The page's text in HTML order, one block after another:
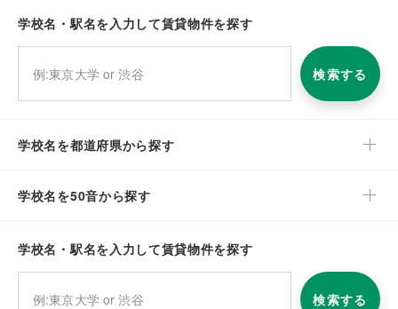
学校名・駅名を入力して賃貸物件を探す
検索する
学校名を都道府県から探す
学校名を50音から探す
学校名・駅名を入力して賃貸物件を探す
検索する